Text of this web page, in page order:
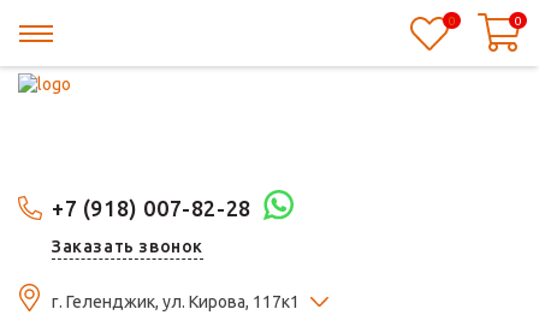
+7 (918) 007-82-28
Заказать звонок
г. Геленджик, ул. Кирова, 117к1
0 0